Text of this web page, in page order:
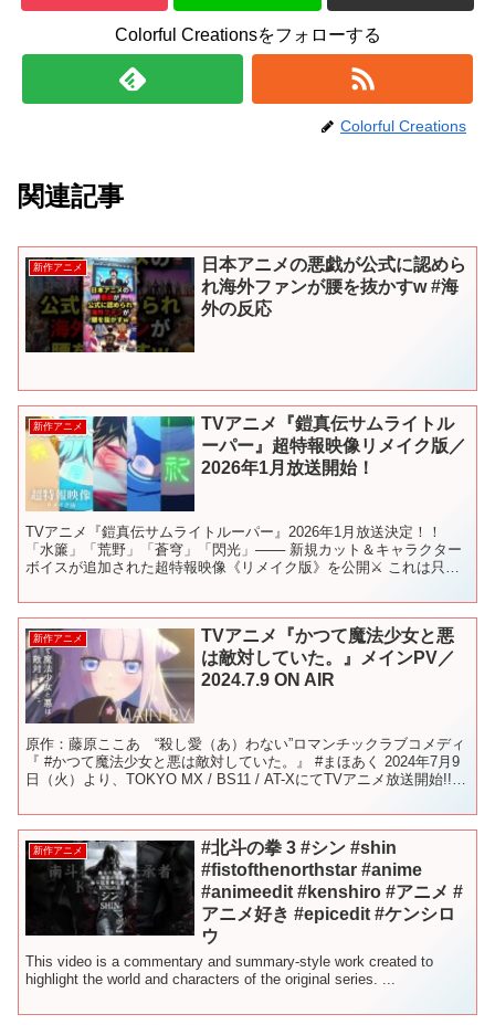
Colorful Creationsをフォローする
Colorful Creations
関連記事
新作アニメ
日本アニメの悪戯が公式に認めら
れ海外ファンが腰を抜かすw #海
外の反応
新作アニメ
TVアニメ『鎧真伝サムライトル
ーパー』超特報映像リメイク版／
2026年1月放送開始！
TVアニメ『鎧真伝サムライトルーパー』2026年1月放送決定！！
「水簾」「荒野」「蒼穹」「閃光」─── 新規カット＆キャラクター
ボイスが追加された超特報映像《リメイク版》を公開⚔ これは只事
新作アニメ
TVアニメ『かつて魔法少女と悪
は敵対していた。』メインPV／
2024.7.9 ON AIR
原作：藤原ここあ “殺し愛（あ）わない”ロマンチックラブコメディ
『 #かつて魔法少女と悪は敵対していた。』 #まほあく 2024年7月9
日（火）より、TOKYO MX / BS11 / AT-XにてTVアニメ放送開始!!
新作アニメ
#北斗の拳 3 #シン #shin
#fistofthenorthstar #anime
#animeedit #kenshiro #アニメ #
アニメ好き #epicedit #ケンシロ
ウ
This video is a commentary and summary-style work created to
highlight the world and characters of the original series. ...